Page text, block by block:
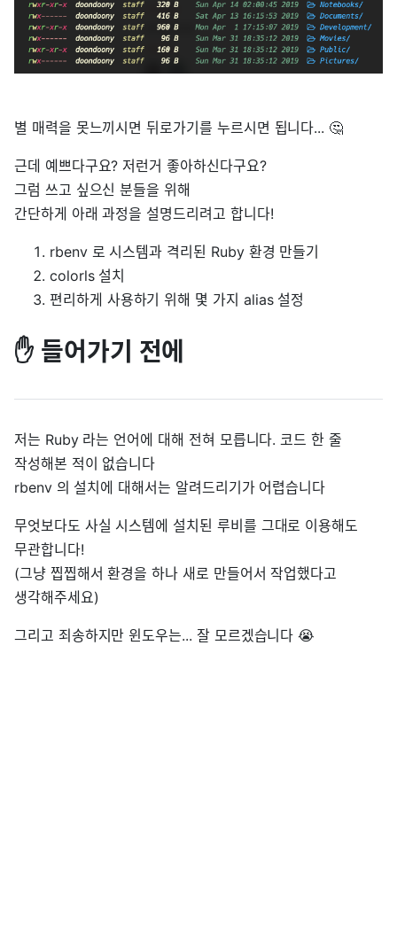
별 매력을 못느끼시면 뒤로가기를 누르시면 됩니다... 🤔
근데 예쁘다구요? 저런거 좋아하신다구요?
그럼 쓰고 싶으신 분들을 위해
간단하게 아래 과정을 설명드리려고 합니다!
rbenv 로 시스템과 격리된 Ruby 환경 만들기
colorls 설치
편리하게 사용하기 위해 몇 가지 alias 설정
✋ 들어가기 전에
저는 Ruby 라는 언어에 대해 전혀 모릅니다. 코드 한 줄
작성해본 적이 없습니다
rbenv 의 설치에 대해서는 알려드리기가 어렵습니다
무엇보다도 사실 시스템에 설치된 루비를 그대로 이용해도
무관합니다!
(그냥 찝찝해서 환경을 하나 새로 만들어서 작업했다고
생각해주세요)
그리고 죄송하지만 윈도우는... 잘 모르겠습니다 😭